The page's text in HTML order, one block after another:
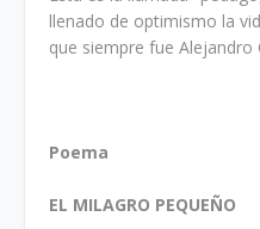
llenado de optimismo la
que siempre fue Alejandro
Poema
EL MILAGRO PEQUEÑO